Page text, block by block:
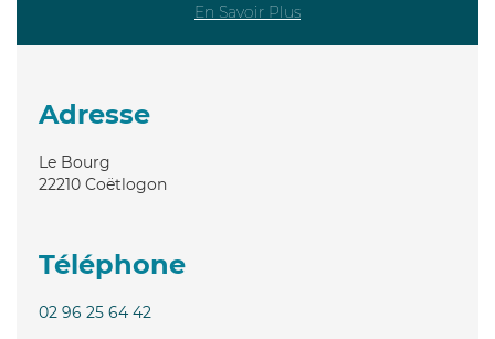
En Savoir Plus
Adresse
Le Bourg
22210 Coëtlogon
Téléphone
02 96 25 64 42